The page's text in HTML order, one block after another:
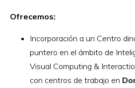
Ofrecemos:
Incorporación a un Centro
puntero en el ámbito de
Visual Computing &
con centros de trabajo en